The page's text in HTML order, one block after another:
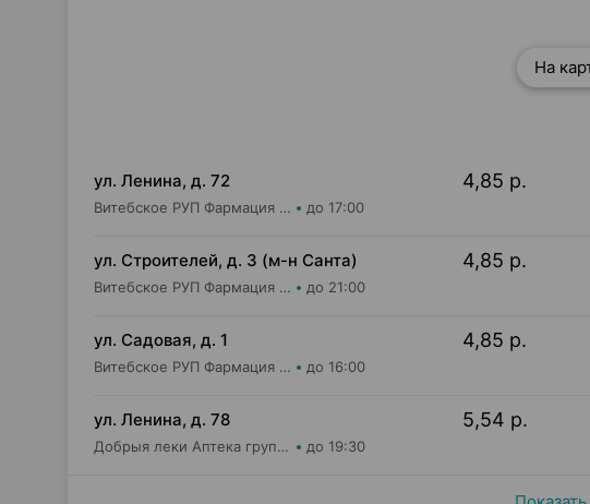
На
ул. Ленина, д. 72
Витебское РУП Фармация Аптека №328 до 17:00
4,85 р.
ул. Строителей, д. 3 (м-н Санта)
Витебское РУП Фармация Аптека №405 до 21:00
4,85 р.
ул. Садовая, д. 1
Витебское РУП Фармация Аптека №190 до 16:00
4,85 р.
ул. Ленина, д. 78
Добрыя леки Аптека групп Север ЗАО Аптека №31 до 19:30
5,54 р.